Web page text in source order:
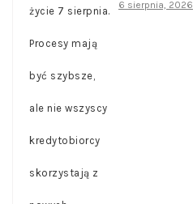
6 sierpnia, 2026